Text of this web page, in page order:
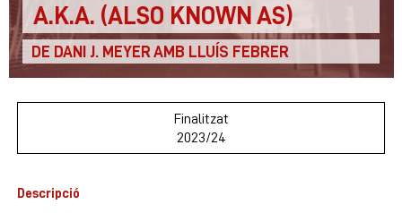
A.K.A. (ALSO KNOWN AS)
DE DANI J. MEYER AMB LLUÍS FEBRER
Finalitzat
2023/24
Descripció